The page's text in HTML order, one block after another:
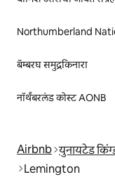
बॅम्बरघ समुद्रकिनारा
नॉर्थंबरलंड कोस्ट AONB
Airbnb युनायटेड
Lemington